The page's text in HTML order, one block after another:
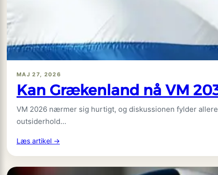
MAJ 27, 2026
Kan Grækenland nå VM
VM 2026 nærmer sig hurtigt, og diskussionen fylder
outsiderhold…
Læs artikel →